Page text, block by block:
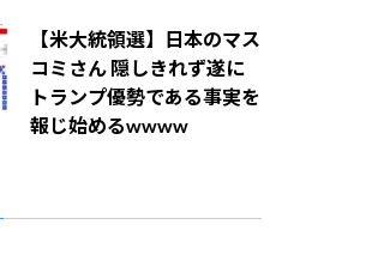
【米大統領選】日本のマス
コミさん 隠しきれず遂に
トランプ優勢である事実を
報じ始めるwwww